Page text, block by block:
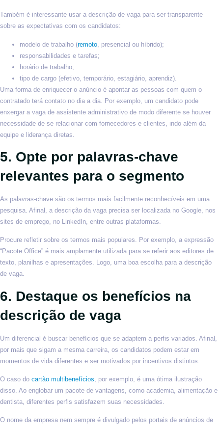
Também é interessante usar a descrição de vaga para ser transparente
sobre as expectativas com os candidatos:
modelo de trabalho (remoto , presencial ou híbrido);
responsabilidades e tarefas;
horário de trabalho;
tipo de cargo (efetivo, temporário, estagiário, aprendiz).
Uma forma de enriquecer o anúncio é apontar as pessoas com quem o
contratado terá contato no dia a dia. Por exemplo, um candidato pode
enxergar a vaga de assistente administrativo de modo diferente se houver
necessidade de se relacionar com fornecedores e clientes, indo além da
equipe e liderança diretas.
5. Opte por palavras-chave
relevantes para o segmento
As palavras-chave são os termos mais facilmente reconhecíveis em uma
pesquisa. Afinal, a descrição da vaga precisa ser localizada no Google, nos
sites de emprego, no LinkedIn, entre outras plataformas.
Procure refletir sobre os termos mais populares. Por exemplo, a expressão
“Pacote Office” é mais amplamente utilizada para se referir aos editores de
texto, planilhas e apresentações. Logo, uma boa escolha para a descrição
de vaga.
6. Destaque os benefícios na
descrição de vaga
Um diferencial é buscar benefícios que se adaptem a perfis variados. Afinal,
por mais que sigam a mesma carreira, os candidatos podem estar em
momentos de vida diferentes e ser motivados por incentivos distintos.
O caso do cartão multibenefícios, por exemplo, é uma ótima ilustração
disso. Ao englobar um pacote de vantagens, como academia, alimentação e
dentista, diferentes perfis satisfazem suas necessidades.
O nome da empresa nem sempre é divulgado pelos portais de anúncios de